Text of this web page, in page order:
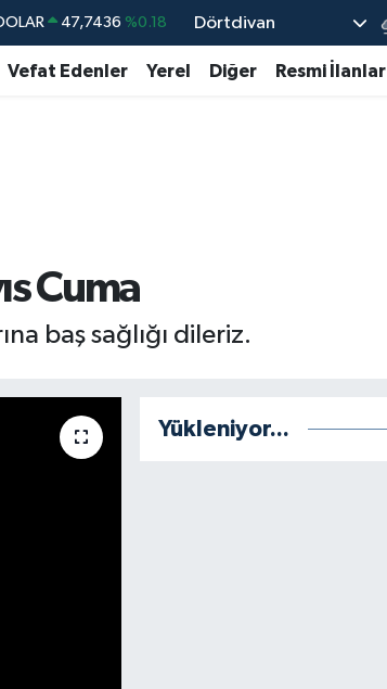
47,7436 %0.18
EURO 55,2510 %0.32
Dörtdivan
Vefat Edenler Yerel Diğer Resmi İlanlar
Cuma
baş sağlığı dileriz.
Yükleniyor...